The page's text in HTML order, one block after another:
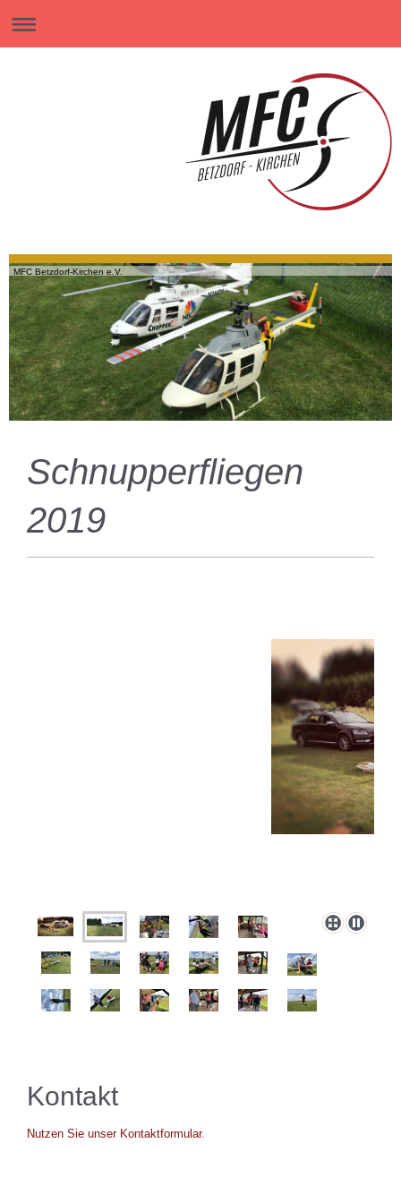
MFC Betzdorf-Kirchen e.V.
Schnupperfliegen
2019
Kontakt
Nutzen Sie unser Kontaktformular.